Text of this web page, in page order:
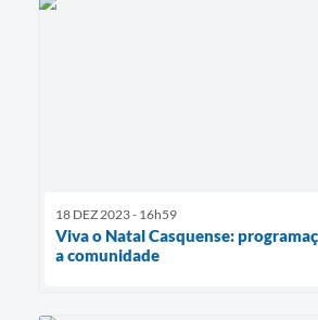
18 DEZ 2023 - 16h59
Viva o Natal Casquense:
a comunidade